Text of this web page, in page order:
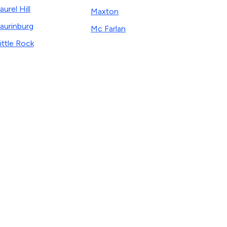
Hill
Rock
Maxton
Mc Farlan